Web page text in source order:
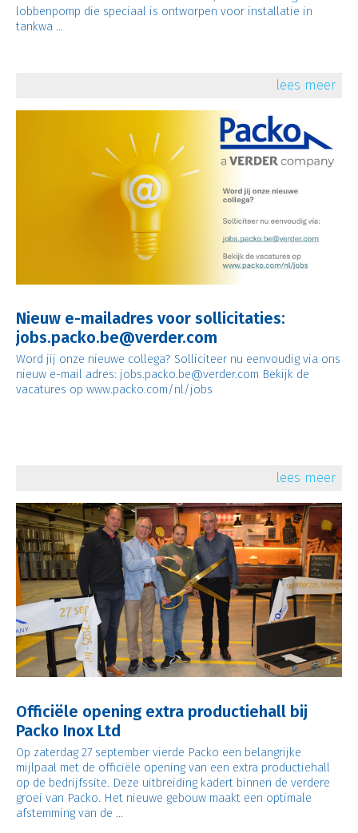
lobbenpomp die speciaal is ontworpen voor installatie in
tankwa ...
lees meer
Nieuw e-mailadres voor sollicitaties:
jobs.packo.be@verder.com
Word jij onze nieuwe collega? Solliciteer nu eenvoudig via ons
nieuw e-mail adres: jobs.packo.be@verder.com Bekijk de
vacatures op www.packo.com/nl/jobs
lees meer
Officiële opening extra productiehall bij
Packo Inox Ltd
Op zaterdag 27 september vierde Packo een belangrijke
mijlpaal met de officiële opening van een extra productiehall
op de bedrijfssite. Deze uitbreiding kadert binnen de verdere
groei van Packo. Het nieuwe gebouw maakt een optimale
afstemming van de ...